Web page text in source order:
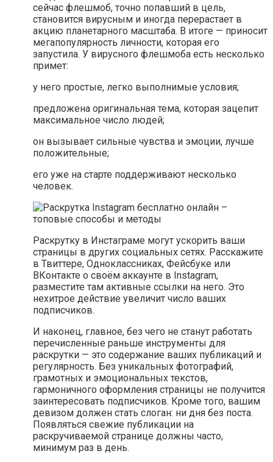
сейчас флешмоб, точно попавший в цель,
становится вирусным и иногда перерастает в
акцию планетарного масштаба. В итоге — приносит
мегапопулярность личности, которая его
запустила. У вирусного флешмоба есть несколько
примет:
у него простые, легко выполнимые условия;
предложена оригинальная тема, которая зацепит
максимальное число людей;
он вызывает сильные чувства и эмоции, лучше
положительные;
его уже на старте поддерживают несколько
человек.
Раскрутку в Инстаграме могут ускорить ваши
страницы в других социальных сетях. Расскажите
в Твиттере, Одноклассниках, Фейсбуке или
ВКонтакте о своём аккаунте в Instagram,
разместите там активные ссылки на него. Это
нехитрое действие увеличит число ваших
подписчиков.
И наконец, главное, без чего не станут работать
перечисленные раньше инструменты для
раскрутки — это содержание ваших публикаций и
регулярность. Без уникальных фотографий,
грамотных и эмоциональных текстов,
гармоничного оформления страницы не получится
заинтересовать подписчиков. Кроме того, вашим
девизом должен стать слоган: ни дня без поста.
Появляться свежие публикации на
раскручиваемой странице должны часто,
минимум раз в день.